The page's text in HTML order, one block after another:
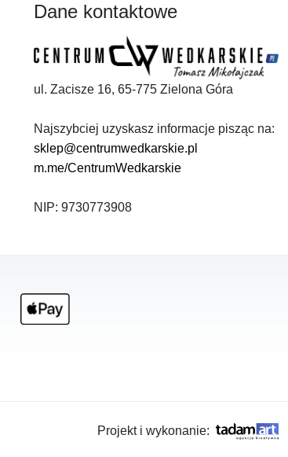
Dane kontaktowe
ul. Zacisze 16, 65-775 Zielona Góra
Najszybciej uzyskasz informacje pisząc na:
sklep@centrumwedkarskie.pl
m.me/CentrumWedkarskie
NIP: 9730773908
Projekt i wykonanie: